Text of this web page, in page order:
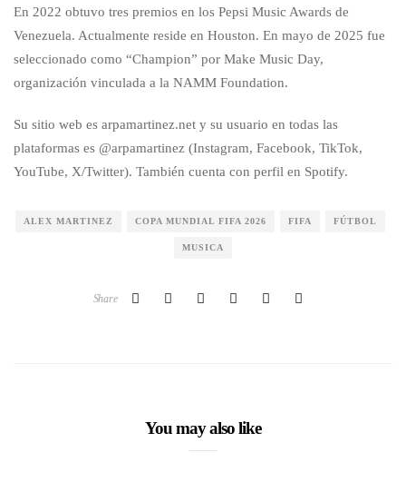
En 2022 obtuvo tres premios en los Pepsi Music Awards de
Venezuela. Actualmente reside en Houston. En mayo de 2025 fue
seleccionado como “Champion” por Make Music Day,
organización vinculada a la NAMM Foundation.
Su sitio web es arpamartinez.net y su usuario en todas las
plataformas es @arpamartinez (Instagram, Facebook, TikTok,
YouTube, X/Twitter). También cuenta con perfil en Spotify.
ALEX MARTINEZ COPA MUNDIAL FIFA 2026 FIFA FÚTBOL
MUSICA
Share
You may also like